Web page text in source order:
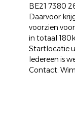
BE21 7380
Daarvoor
voorzien
in totaal
Startlocatie
Iedereen is
Contact: